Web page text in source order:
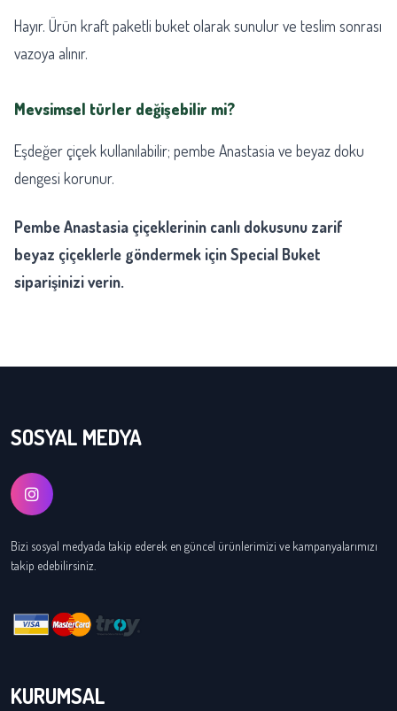
Hayır. Ürün kraft paketli buket olarak sunulur ve teslim sonrası
vazoya alınır.
Mevsimsel türler değişebilir mi?
Eşdeğer çiçek kullanılabilir; pembe Anastasia ve beyaz doku
dengesi korunur.
Pembe Anastasia çiçeklerinin canlı dokusunu zarif
beyaz çiçeklerle göndermek için Special Buket
siparişinizi verin.
SOSYAL MEDYA
Bizi sosyal medyada takip ederek en güncel ürünlerimizi ve kampanyalarımızı
takip edebilirsiniz.
KURUMSAL